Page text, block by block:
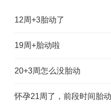
12周+3胎动了
19周+胎动啦
20+3周怎么没胎动